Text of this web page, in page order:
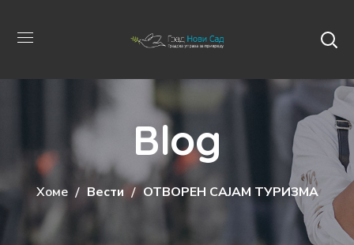
Blog
Хоме Вести ОТВОРЕН САЈАМ ТУРИЗМА